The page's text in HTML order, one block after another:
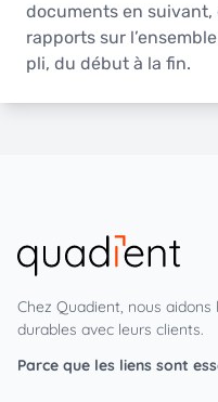
documents en
rapports sur
pli, du début à la fin.
Chez Quadient, nous
durables avec leurs clients.
Parce que les liens sont